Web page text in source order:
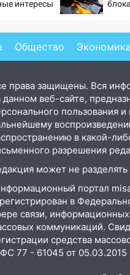
интересы
Общество Экономика
права защищены. Вся
данном веб-сайте,
пользования
в какой-
разрешения
может не
портал
в
связи,
коммуникаций.
средства
77 - 61045 от 05.03.2015